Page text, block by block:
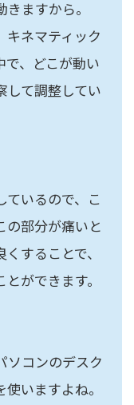
ますから。
キネマティック
、どこが動い
して調整してい
ているので、こ
の部分が痛いと
することで、
ができます。
ソコンのデスク
いますよね。